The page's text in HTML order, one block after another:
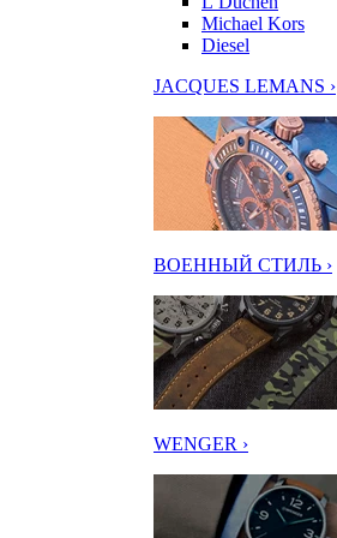
Michael Kors
Diesel
JACQUES LEMANS ›
ВОЕННЫЙ СТИЛЬ ›
WENGER ›